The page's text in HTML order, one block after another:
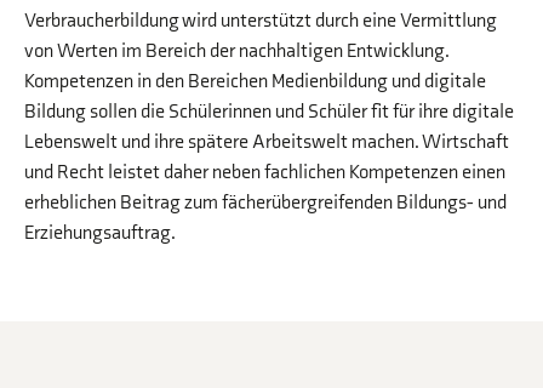
Verbraucherbildung wird unterstützt durch eine Vermittlung
von Werten im Bereich der nachhaltigen Entwicklung.
Kompetenzen in den Bereichen Medienbildung und digitale
Bildung sollen die Schülerinnen und Schüler fit für ihre digitale
Lebenswelt und ihre spätere Arbeitswelt machen. Wirtschaft
und Recht leistet daher neben fachlichen Kompetenzen einen
erheblichen Beitrag zum fächerübergreifenden Bildungs- und
Erziehungsauftrag.